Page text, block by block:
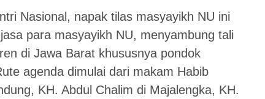
Nasional, napak tilas masyayikh NU ini
para masyayikh NU, menyambung tali
di Jawa Barat khususnya pondok
agenda dimulai dari makam Habib
KH. Abdul Chalim di Majalengka, KH.